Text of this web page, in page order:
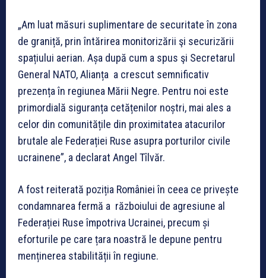
„Am luat măsuri suplimentare de securitate în zona
de graniță, prin întărirea monitorizării şi securizării
spațiului aerian. Așa după cum a spus şi Secretarul
General NATO, Alianța a crescut semnificativ
prezența în regiunea Mării Negre. Pentru noi este
primordială siguranța cetățenilor noștri, mai ales a
celor din comunitățile din proximitatea atacurilor
brutale ale Federației Ruse asupra porturilor civile
ucrainene”, a declarat Angel Tîlvăr.
A fost reiterată poziția României în ceea ce privește
condamnarea fermă a războiului de agresiune al
Federației Ruse împotriva Ucrainei, precum și
eforturile pe care țara noastră le depune pentru
menținerea stabilității în regiune.